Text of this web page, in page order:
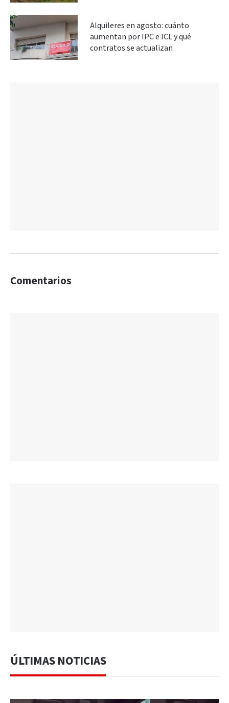
Alquileres en agosto: cuánto
aumentan por IPC e ICL y qué
contratos se actualizan
Comentarios
ÚLTIMAS NOTICIAS